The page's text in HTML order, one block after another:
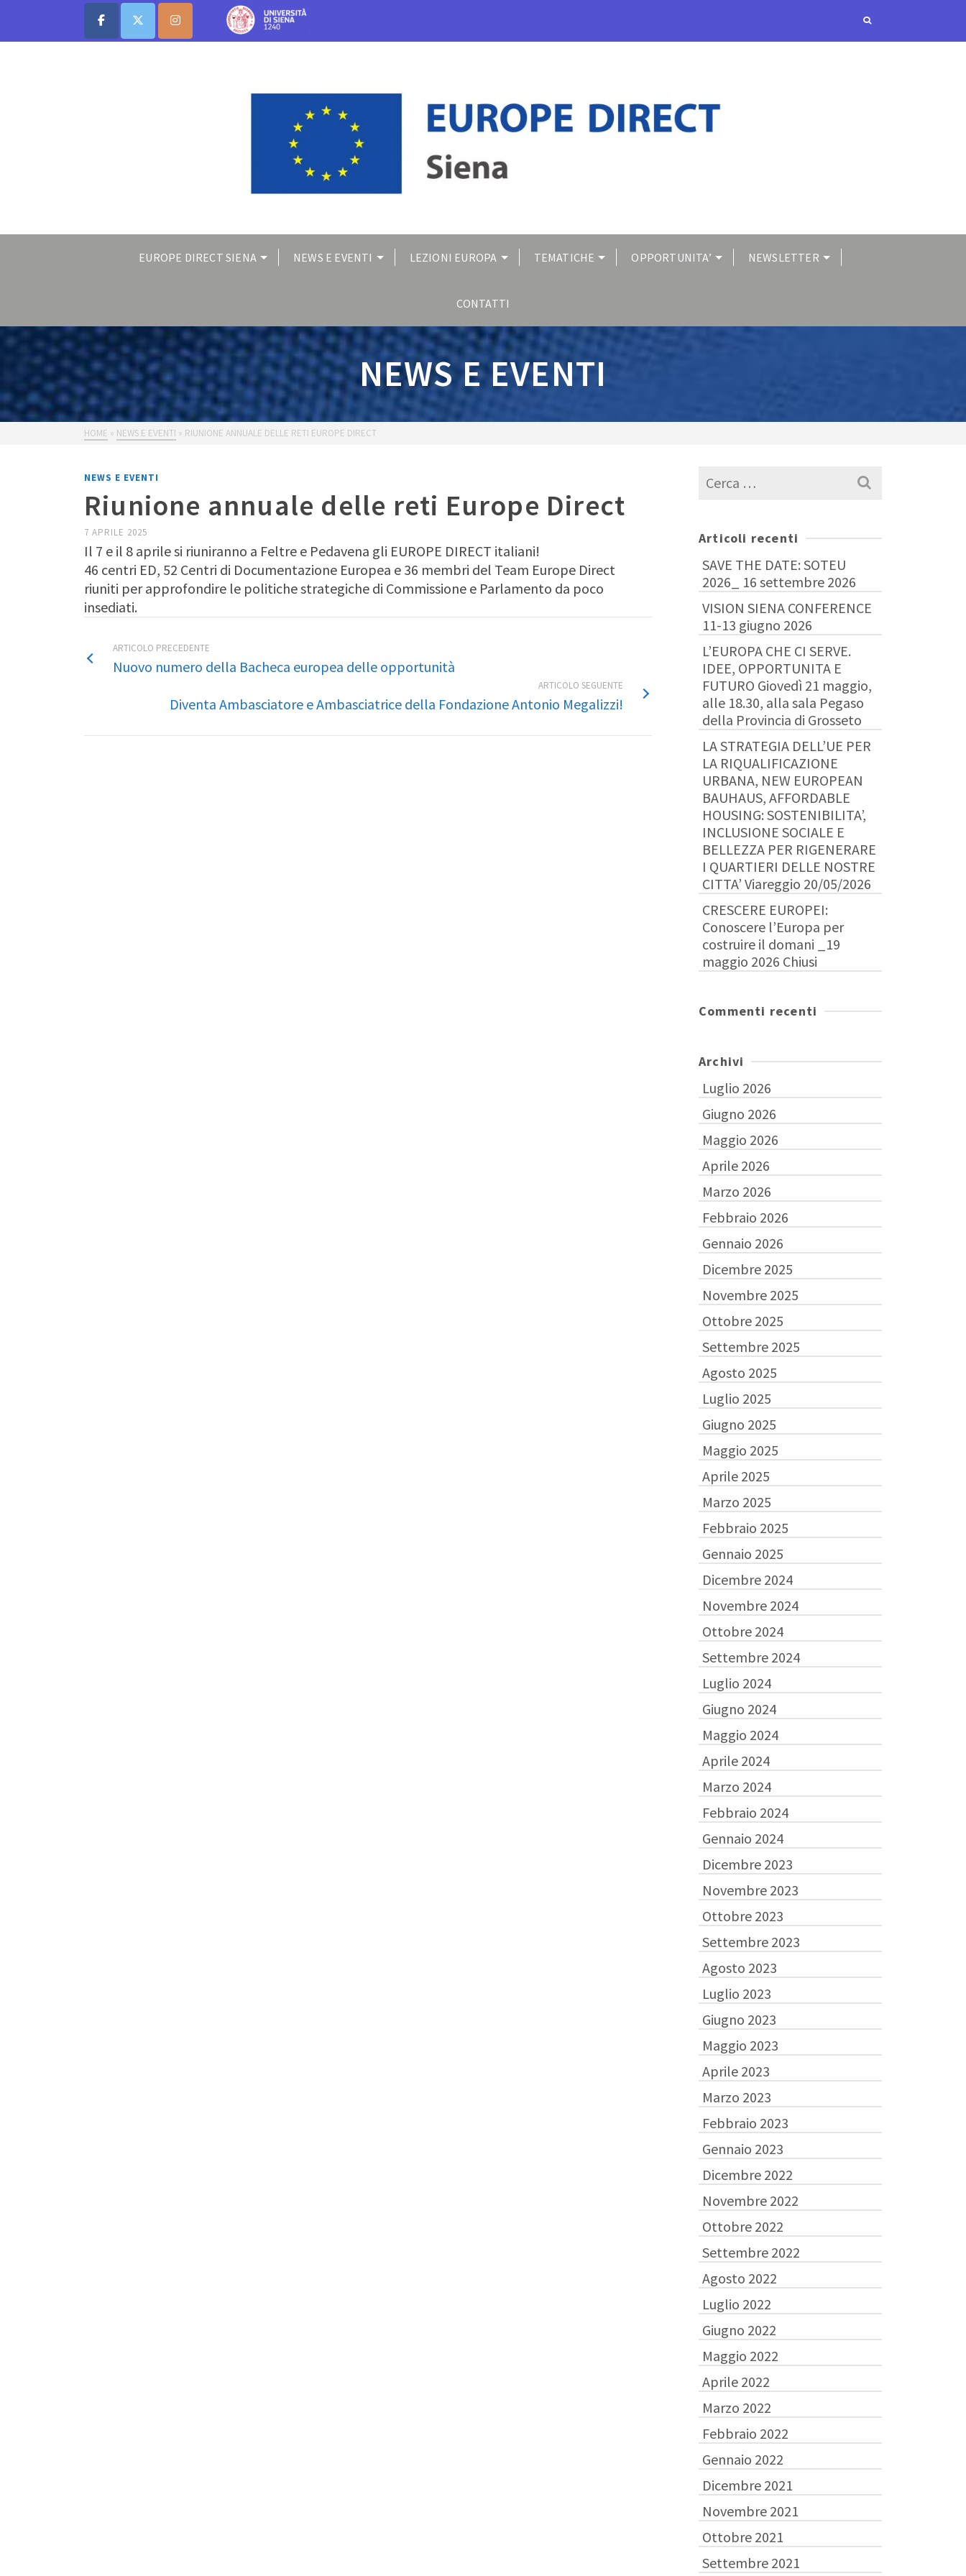
EUROPE DIRECT SIENA NEWS E EVENTI LEZIONI EUROPA TEMATICHE OPPORTUNITA’ NEWSLETTER
CONTATTI
NEWS E EVENTI
HOME » NEWS E EVENTI » RIUNIONE ANNUALE DELLE RETI EUROPE DIRECT
NEWS E EVENTI
Riunione annuale delle reti Europe Direct
7 APRILE 2025
Il 7 e il 8 aprile si riuniranno a Feltre e Pedavena gli EUROPE DIRECT italiani!
46 centri ED, 52 Centri di Documentazione Europea e 36 membri del Team Europe Direct
riuniti per approfondire le politiche strategiche di Commissione e Parlamento da poco
insediati.
ARTICOLO PRECEDENTE
Nuovo numero della Bacheca europea delle opportunità
ARTICOLO SEGUENTE
Diventa Ambasciatore e Ambasciatrice della Fondazione Antonio Megalizzi!
Cerca
per:
Articoli recenti
SAVE THE DATE: SOTEU
2026_ 16 settembre 2026
VISION SIENA CONFERENCE
11-13 giugno 2026
L’EUROPA CHE CI SERVE.
IDEE, OPPORTUNITA E
FUTURO Giovedì 21 maggio,
alle 18.30, alla sala Pegaso
della Provincia di Grosseto
LA STRATEGIA DELL’UE PER
LA RIQUALIFICAZIONE
URBANA, NEW EUROPEAN
BAUHAUS, AFFORDABLE
HOUSING: SOSTENIBILITA’,
INCLUSIONE SOCIALE E
BELLEZZA PER RIGENERARE
I QUARTIERI DELLE NOSTRE
CITTA’ Viareggio 20/05/2026
CRESCERE EUROPEI:
Conoscere l’Europa per
costruire il domani _19
maggio 2026 Chiusi
Commenti recenti
Archivi
Luglio 2026
Giugno 2026
Maggio 2026
Aprile 2026
Marzo 2026
Febbraio 2026
Gennaio 2026
Dicembre 2025
Novembre 2025
Ottobre 2025
Settembre 2025
Agosto 2025
Luglio 2025
Giugno 2025
Maggio 2025
Aprile 2025
Marzo 2025
Febbraio 2025
Gennaio 2025
Dicembre 2024
Novembre 2024
Ottobre 2024
Settembre 2024
Luglio 2024
Giugno 2024
Maggio 2024
Aprile 2024
Marzo 2024
Febbraio 2024
Gennaio 2024
Dicembre 2023
Novembre 2023
Ottobre 2023
Settembre 2023
Agosto 2023
Luglio 2023
Giugno 2023
Maggio 2023
Aprile 2023
Marzo 2023
Febbraio 2023
Gennaio 2023
Dicembre 2022
Novembre 2022
Ottobre 2022
Settembre 2022
Agosto 2022
Luglio 2022
Giugno 2022
Maggio 2022
Aprile 2022
Marzo 2022
Febbraio 2022
Gennaio 2022
Dicembre 2021
Novembre 2021
Ottobre 2021
Settembre 2021